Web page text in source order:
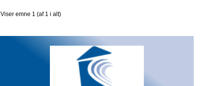
Viser emne 1 (af 1 i alt)